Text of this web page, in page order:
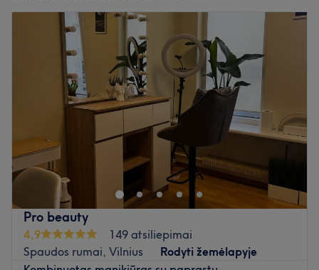
Pro beauty
4,9
149 atsiliepimai
Spaudos rumai, Vilnius
Rodyti žemėlapyje